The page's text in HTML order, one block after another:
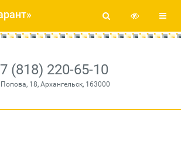
(818) 220-65-10
18, Архангельск, 163000